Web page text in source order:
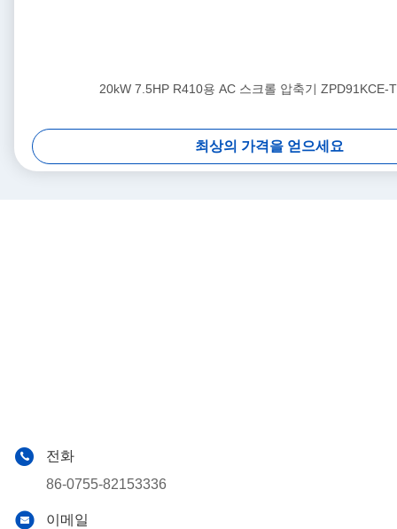
20kW 7.5HP R410용 AC 스크롤 압축기 ZPD91KCE-
최상의 가격을 얻으세요
전화
86-0755-82153336
이메일